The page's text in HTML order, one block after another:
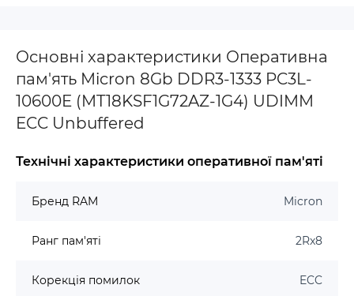
Основні характеристики Оперативна
пам'ять Micron 8Gb DDR3-1333 PC3L-
10600E (MT18KSF1G72AZ-1G4) UDIMM
ECC Unbuffered
Технічні характеристики оперативної пам'яті
Бренд RAM Micron
Ранг пам'яті 2Rx8
Корекція помилок ECC